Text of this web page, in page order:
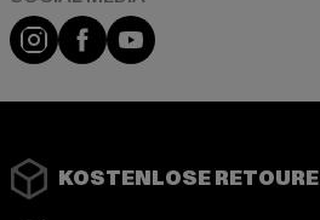
Instagram
FacebookYouTube
KOSTENLOSE RETOURE